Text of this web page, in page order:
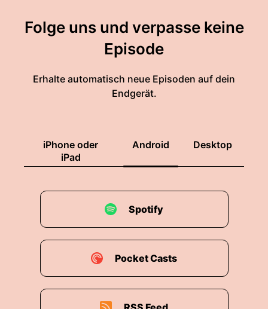
Folge uns und verpasse keine
Episode
Erhalte automatisch neue Episoden auf dein
Endgerät.
iPhone oder
iPad
Android Desktop
Spotify
Pocket Casts